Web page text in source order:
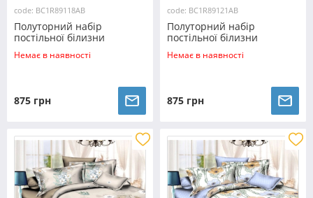
code: BC1R89118AB
Полуторний набір
постільної білизни
150*220 із Ранфорсу
№89118AB Черешенка™
Немає в наявності
875 грн
code: BC1R89121AB
Полуторний набір
постільної білизни
150*220 із Ранфорсу
№89121AB Черешенка™
Немає в наявності
875 грн